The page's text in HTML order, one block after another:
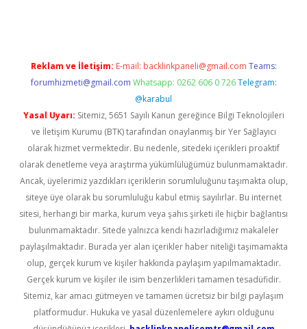
Reklam ve İletişim: E-mail: backlinkpaneli@gmail.com Teams:
forumhizmeti@gmail.com Whatsapp: 0262 606 0 726 Telegram:
@karabul
Yasal Uyarı: Sitemiz, 5651 Sayılı Kanun gereğince Bilgi Teknolojileri
ve İletişim Kurumu (BTK) tarafından onaylanmış bir Yer Sağlayıcı
olarak hizmet vermektedir. Bu nedenle, sitedeki içerikleri proaktif
olarak denetleme veya araştırma yükümlülüğümüz bulunmamaktadır.
Ancak, üyelerimiz yazdıkları içeriklerin sorumluluğunu taşımakta olup,
siteye üye olarak bu sorumluluğu kabul etmiş sayılırlar. Bu internet
sitesi, herhangi bir marka, kurum veya şahıs şirketi ile hiçbir bağlantısı
bulunmamaktadır. Sitede yalnızca kendi hazırladığımız makaleler
paylaşılmaktadır. Burada yer alan içerikler haber niteliği taşımamakta
olup, gerçek kurum ve kişiler hakkında paylaşım yapılmamaktadır.
Gerçek kurum ve kişiler ile isim benzerlikleri tamamen tesadüfidir.
Sitemiz, kar amacı gütmeyen ve tamamen ücretsiz bir bilgi paylaşım
platformudur. Hukuka ve yasal düzenlemelere aykırı olduğunu